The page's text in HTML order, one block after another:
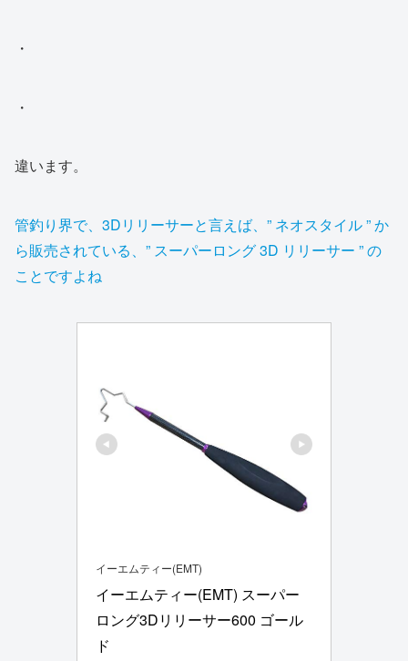
・
・
違います。
管釣り界で、3Dリリーサーと言えば、” ネオスタイル ” か
ら販売されている、” スーパーロング 3D リリーサー ” の
ことですよね
イーエムティー(EMT)
イーエムティー(EMT) スーパー
ロング3Dリリーサー600 ゴール
ド